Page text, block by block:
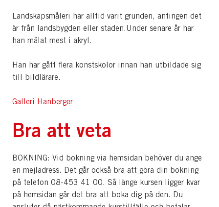
Landskapsmåleri har alltid varit grunden, antingen det
är från landsbygden eller staden.Under senare år har
han målat mest i akryl.
Han har gått flera konstskolor innan han utbildade sig
till bildlärare.
Galleri Hanberger
Bra att veta
BOKNING: Vid bokning via hemsidan behöver du ange
en mejladress. Det går också bra att göra din bokning
på telefon 08-453 41 00. Så länge kursen ligger kvar
på hemsidan går det bra att boka dig på den. Du